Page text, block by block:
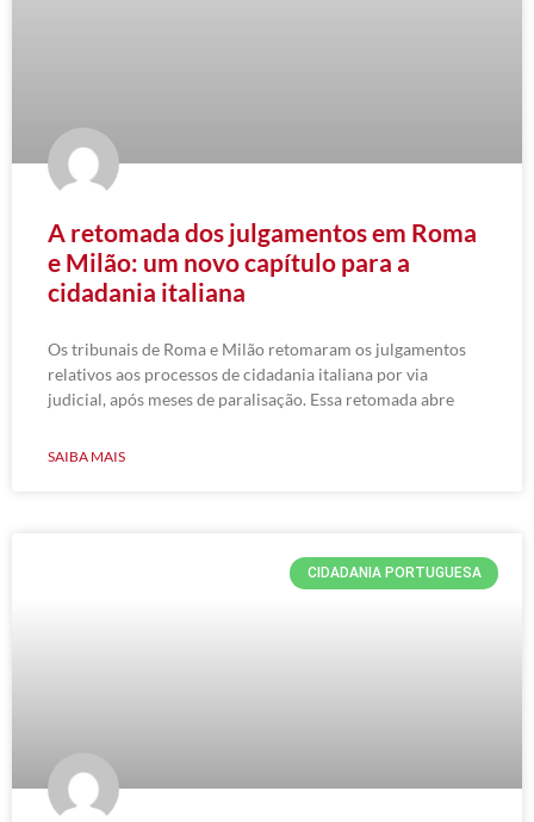
A retomada dos julgamentos em Roma
e Milão: um novo capítulo para a
cidadania italiana
Os tribunais de Roma e Milão retomaram os julgamentos
relativos aos processos de cidadania italiana por via
judicial, após meses de paralisação. Essa retomada abre
SAIBA MAIS
CIDADANIA PORTUGUESA